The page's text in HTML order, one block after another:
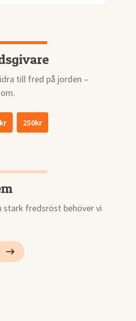
till fred på jorden –
250kr
stark fredsröst behöver vi